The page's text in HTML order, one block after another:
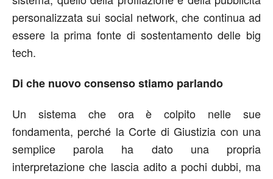
personalizzata sui social network, che continua ad
essere la prima fonte di sostentamento delle big
tech.
Di che nuovo consenso stiamo parlando
Un sistema che ora è colpito nelle sue
fondamenta, perché la Corte di Giustizia con una
semplice parola ha dato una propria
interpretazione che lascia adito a pochi dubbi, ma